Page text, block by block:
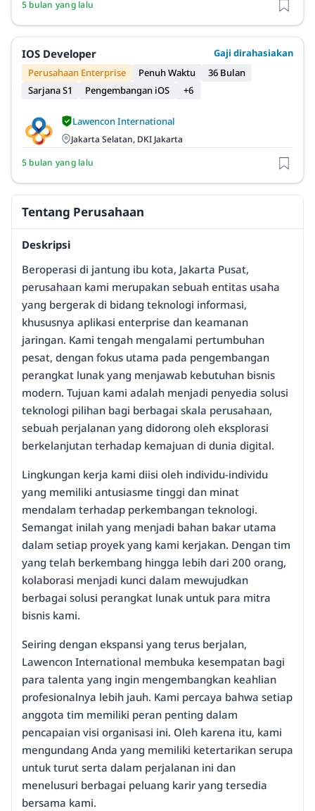
5 bulan yang lalu
IOS Developer
Gaji dirahasiakan
Perusahaan Enterprise
Penuh Waktu
36 Bulan
Sarjana S1
Pengembangan iOS +6
Lawencon International
Jakarta Selatan, DKI Jakarta
5 bulan yang lalu
Tentang Perusahaan
Deskripsi
Beroperasi di jantung ibu kota, Jakarta Pusat,
perusahaan kami merupakan sebuah entitas usaha
yang bergerak di bidang teknologi informasi,
khususnya aplikasi enterprise dan keamanan
jaringan. Kami tengah mengalami pertumbuhan
pesat, dengan fokus utama pada pengembangan
perangkat lunak yang menjawab kebutuhan bisnis
modern. Tujuan kami adalah menjadi penyedia solusi
teknologi pilihan bagi berbagai skala perusahaan,
sebuah perjalanan yang didorong oleh eksplorasi
berkelanjutan terhadap kemajuan di dunia digital.
Lingkungan kerja kami diisi oleh individu-individu
yang memiliki antusiasme tinggi dan minat
mendalam terhadap perkembangan teknologi.
Semangat inilah yang menjadi bahan bakar utama
dalam setiap proyek yang kami kerjakan. Dengan tim
yang telah berkembang hingga lebih dari 200 orang,
kolaborasi menjadi kunci dalam mewujudkan
berbagai solusi perangkat lunak untuk para mitra
bisnis kami.
Seiring dengan ekspansi yang terus berjalan,
Lawencon International membuka kesempatan bagi
para talenta yang ingin mengembangkan keahlian
profesionalnya lebih jauh. Kami percaya bahwa setiap
anggota tim memiliki peran penting dalam
pencapaian visi organisasi ini. Oleh karena itu, kami
mengundang Anda yang memiliki ketertarikan serupa
untuk turut serta dalam perjalanan ini dan
menelusuri berbagai peluang karir yang tersedia
bersama kami.